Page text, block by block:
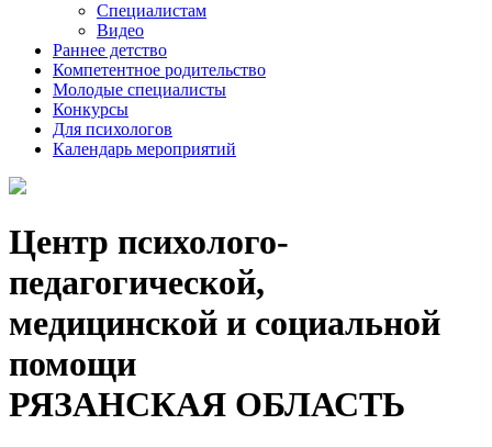
Специалистам
Видео
Раннее детство
Компетентное родительство
Молодые специалисты
Конкурсы
Для психологов
Календарь мероприятий
Центр психолого-
педагогической,
медицинской и социальной
помощи
РЯЗАНСКАЯ ОБЛАСТЬ